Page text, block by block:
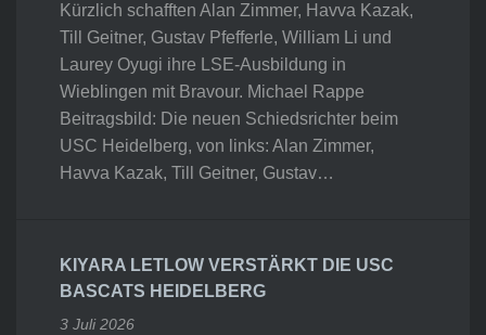
Kürzlich schafften Alan Zimmer, Havva Kazak,
Till Geitner, Gustav Pfefferle, William Li und
Laurey Oyugi ihre LSE-Ausbildung in
Wieblingen mit Bravour. Michael Rappe
Beitragsbild: Die neuen Schiedsrichter beim
USC Heidelberg, von links: Alan Zimmer,
Havva Kazak, Till Geitner, Gustav…
KIYARA LETLOW VERSTÄRKT DIE USC
BASCATS HEIDELBERG
3 Juli 2026